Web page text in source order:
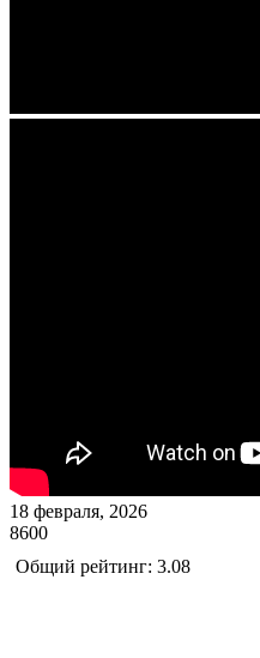
18 февраля, 2026
8600
Общий рейтинг: 3.08